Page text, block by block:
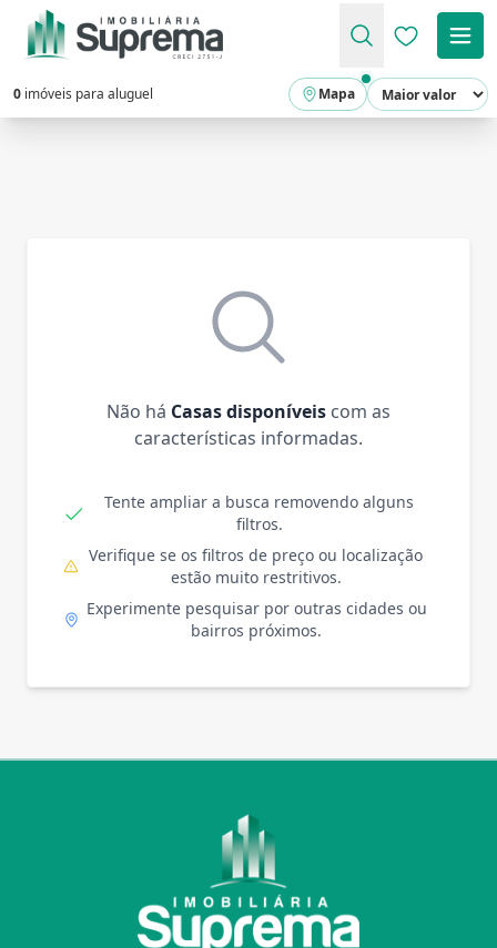
Favoritos
0 imóveis para aluguel Mapa
Não há Casas disponíveis com as
características informadas.
Tente ampliar a busca removendo alguns
filtros.
Verifique se os filtros de preço ou localização
estão muito restritivos.
Experimente pesquisar por outras cidades ou
bairros próximos.